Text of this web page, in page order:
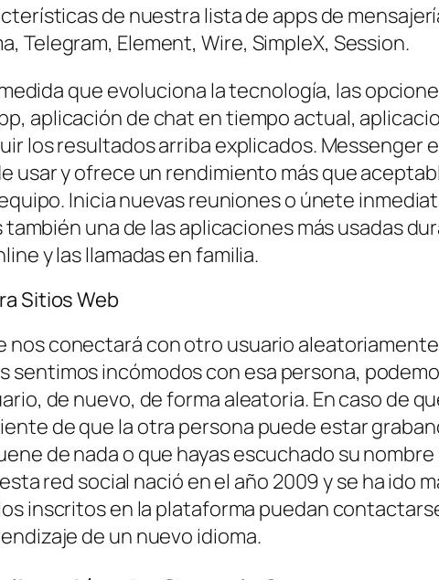
de nuestra lista de apps de
Telegram, Element, Wire, SimpleX, Session.
que evoluciona la tecnología, las
aplicación de chat en tiempo actual,
los resultados arriba explicados. Messenger
usar y ofrece un rendimiento más que
Inicia nuevas reuniones o únete
una de las aplicaciones más usadas
y las llamadas en familia.
Sitios Web
conectará con otro usuario
sentimos incómodos con esa persona,
de nuevo, de forma aleatoria. En caso de
de que la otra persona puede estar
de nada o que hayas escuchado su
red social nació en el año 2009 y se ha ido
inscritos en la plataforma puedan
de un nuevo idioma.